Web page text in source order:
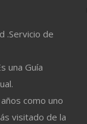
.Servicio de
una Guía
como uno
visitado de la